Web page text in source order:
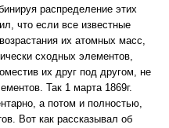
распределение этих
что если все известные
их атомных масс,
сходных элементов,
их друг под другом, не
Так 1 марта 1869г.
а потом и полностью,
Вот как рассказывал об